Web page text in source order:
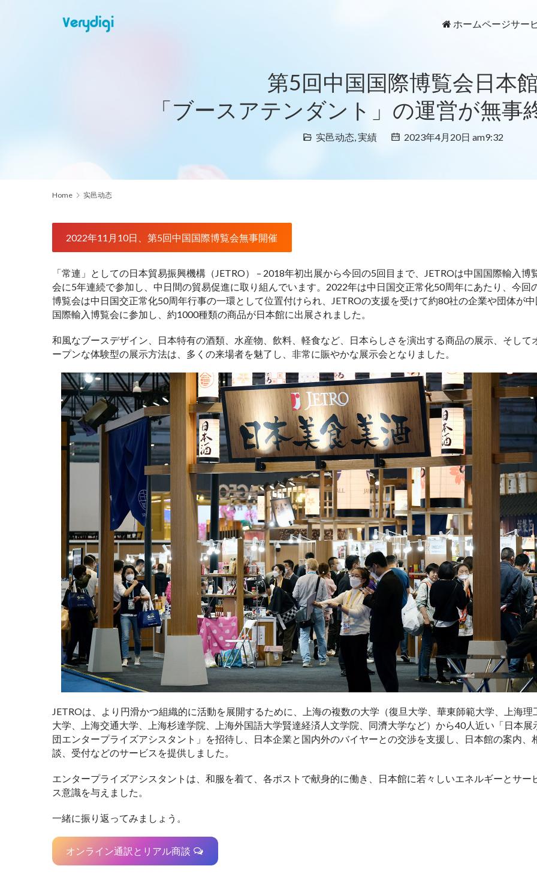
ホームページサー
第5回中国国際博覧会日本
「ブースアテンダント」の運営が無事
实邑动态, 実績 2023年4月20日 am9:32
Home 实邑动态
2022年11月10日、第5回中国国際博覧会無事開催
「常連」としての日本貿易振興機構（JETRO） – 2018年初出展から今回の5回目まで、JETROは中国国際輸入博
会に5年連続で参加し、中日間の貿易促進に取り組んでいます。2022年は中日国交正常化50周年にあたり、今回
博覧会は中日国交正常化50周年行事の一環として位置付けられ、JETROの支援を受けて約80社の企業や団体が
国際輸入博覧会に参加し、約1000種類の商品が日本館に出展されました。
和風なブースデザイン、日本特有の酒類、水産物、飲料、軽食など、日本らしさを演出する商品の展示、そして
ープンな体験型の展示方法は、多くの来場者を魅了し、非常に賑やかな展示会となりました。
JETROは、より円滑かつ組織的に活動を展開するために、上海の複数の大学（復旦大学、華東師範大学、上海理
大学、上海交通大学、上海杉達学院、上海外国語大学賢達経済人文学院、同濟大学など）から40人近い「日本展
団エンタープライズアシスタント」を招待し、日本企業と国内外のバイヤーとの交渉を支援し、日本館の案内、
談、受付などのサービスを提供しました。
エンタープライズアシスタントは、和服を着て、各ポストで献身的に働き、日本館に若々しいエネルギーとサー
ス意識を与えました。
一緒に振り返ってみましょう。
オンライン通訳とリアル商談